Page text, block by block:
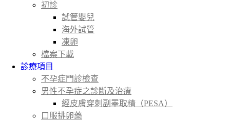
初診
試管嬰兒
海外試管
凍卵
檔案下載
診療項目
不孕症門診檢查
男性不孕症之診斷及治療
經皮膚穿刺副睪取精（PESA）
口服排卵藥